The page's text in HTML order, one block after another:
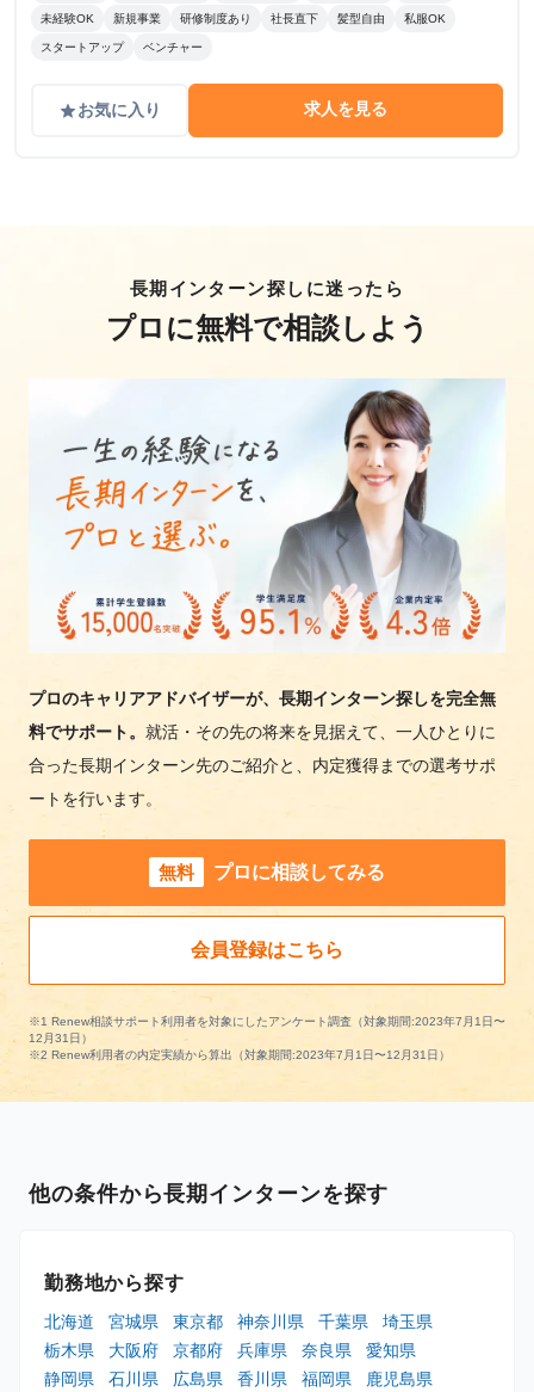
未経験OK 新規事業 研修制度あり 社長直下 髪型自由 私服OK
スタートアップ ベンチャー
gradeお気に入り 求人を見る
長期インターン探しに迷ったら
プロに無料で相談しよう
プロのキャリアアドバイザーが、長期インターン探しを完全無
料でサポート。 就活・その先の将来を見据えて、一人ひとりに
合った長期インターン先のご紹介と、内定獲得までの選考サポ
ートを行います。
無料 プロに相談してみる
会員登録はこちら
※1 Renew相談サポート利用者を対象にしたアンケート調査（対象期間:2023年7月1日〜
12月31日）
※2 Renew利用者の内定実績から算出（対象期間:2023年7月1日〜12月31日）
他の条件から長期インターンを探す
勤務地から探す
北海道 宮城県 東京都 神奈川県 千葉県
埼玉県
栃木県
大阪府 京都府 兵庫県 奈良県
愛知県
静岡県
石川県 広島県 香川県 福岡県 鹿児島県